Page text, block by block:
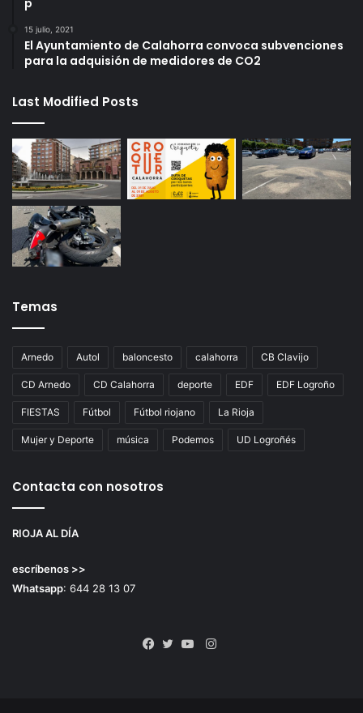
15 julio, 2021
El Ayuntamiento de Calahorra convoca subvenciones
para la adquisión de medidores de CO2
Last Modified Posts
Temas
Arnedo Autol baloncesto calahorra CB Clavijo
CD Arnedo CD Calahorra deporte EDF EDF Logroño
FIESTAS Fútbol Fútbol riojano La Rioja
Mujer y Deporte música Podemos UD Logroñés
Contacta con nosotros
RIOJA AL DÍA
escríbenos >>
Whatsapp: 644 28 13 07
Instagram